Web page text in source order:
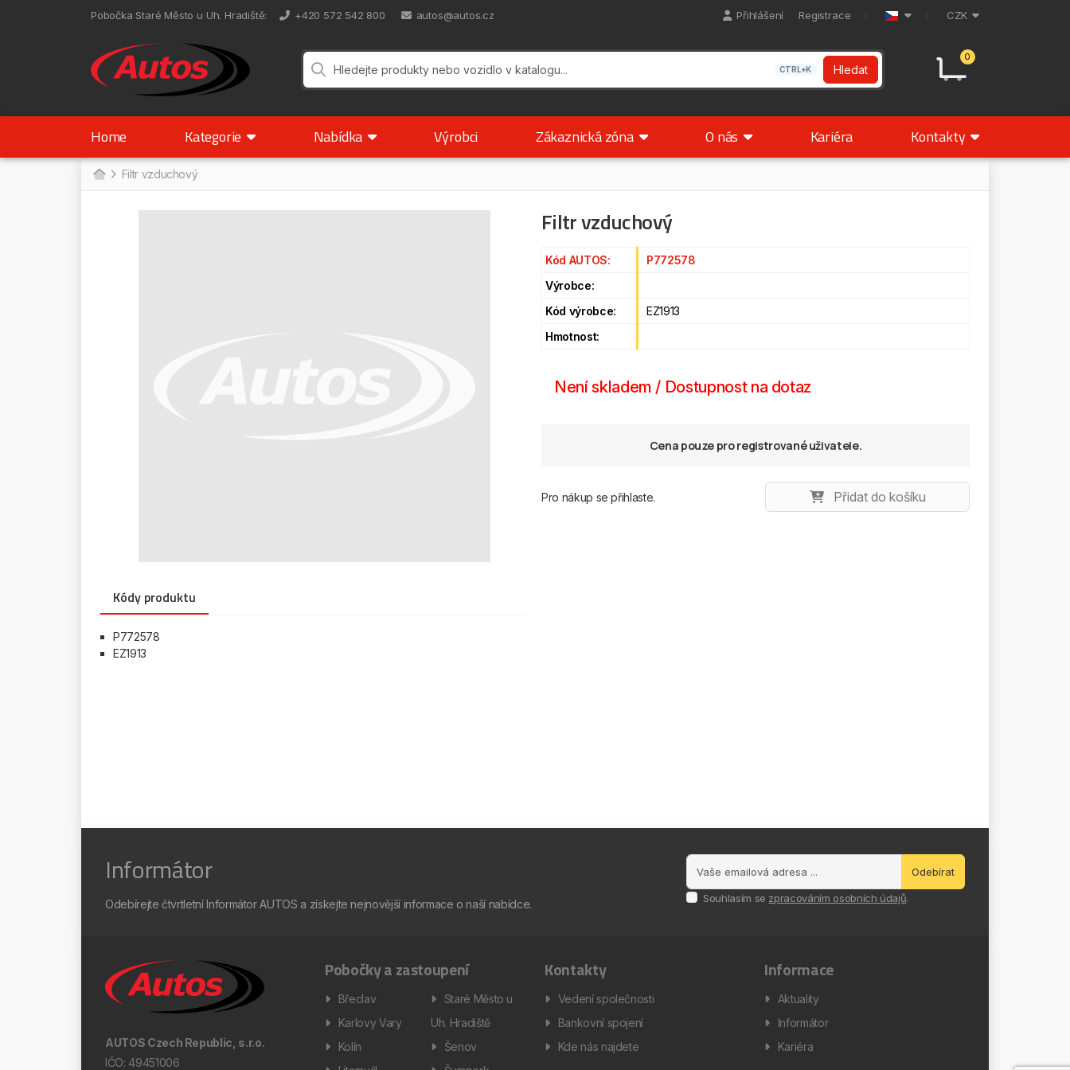
Pobočka Staré Město u Uh. Hradiště: +420 572 542 800 autos@autos.cz Přihlášení Registrace CZK
0
CTRL+K Hledat
Home Kategorie Nabídka Výrobci Zákaznická zóna O nás Kariéra Kontakty
Filtr vzduchový
Filtr vzduchový
Kód AUTOS:
P772578
Výrobce:
Kód výrobce:
EZ1913
Hmotnost:
Není skladem / Dostupnost na dotaz
Cena pouze pro registrované uživatele.
Pro nákup se přihlaste. Přidat do košíku
Kódy produktu
P772578
EZ1913
Informátor
Odebírejte čtvrtletní Informátor AUTOS a získejte nejnovější informace o naší nabídce.
Odebírat
Souhlasím se zpracováním osobních údajů.
AUTOS Czech Republic, s.r.o.
IČO: 49451006
Pobočky a zastoupení
Břeclav
Karlovy Vary
Kolín
Staré Město u
Uh. Hradiště
Šenov
Kontakty
Vedení společnosti
Bankovní spojení
Kde nás najdete
Informace
Aktuality
Informátor
Kariéra